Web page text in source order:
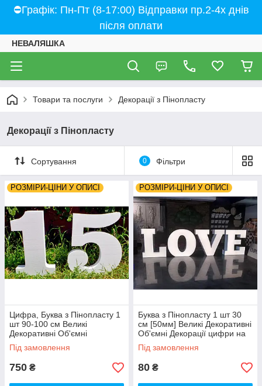
⛔Графік: Пн-Пт (8-17:00) Відправки пр.2-4х днів
після оплати
НЕВАЛЯШКА
Товари та послуги Декорації з Пінопласту
Декорації з Пінопласту
Сортування 0 Фільтри
РОЗМІРИ-ЦІНИ У ОПИСІ
Цифра, Буква з Пінопласту 1
шт 90-100 см Великі
Декоративні Об'ємні
Декорації на торжество слова
на весілля
Під замовлення
750 ₴
РОЗМІРИ-ЦІНИ У ОПИСІ
Буква з Пінопласту 1 шт 30
см [50мм] Великі Декоративні
Об'ємні Декорації цифри на
весілля слова з пінопласту
Під замовлення
80 ₴